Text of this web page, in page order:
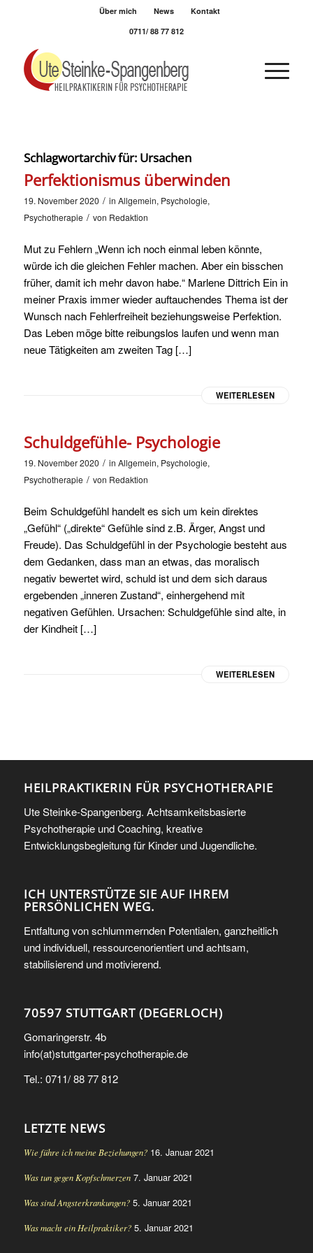
Über mich News
Kontakt
0711/ 88 77 812
Schlagwortarchiv für: Ursachen
Perfektionismus überwinden
19. November 2020 / in Allgemein, Psychologie,
Psychotherapie / von Redaktion
Mut zu Fehlern „Wenn ich noch einmal leben könnte,
würde ich die gleichen Fehler machen. Aber ein bisschen
früher, damit ich mehr davon habe.“ Marlene Dittrich Ein in
meiner Praxis immer wieder auftauchendes Thema ist der
Wunsch nach Fehlerfreiheit beziehungsweise Perfektion.
Das Leben möge bitte reibungslos laufen und wenn man
neue Tätigkeiten am zweiten Tag […]
WEITERLESEN
Schuldgefühle- Psychologie
19. November 2020 / in Allgemein, Psychologie,
Psychotherapie / von Redaktion
Beim Schuldgefühl handelt es sich um kein direktes
„Gefühl“ („direkte“ Gefühle sind z.B. Ärger, Angst und
Freude). Das Schuldgefühl in der Psychologie besteht aus
dem Gedanken, dass man an etwas, das moralisch
negativ bewertet wird, schuld ist und dem sich daraus
ergebenden „inneren Zustand“, einhergehend mit
negativen Gefühlen. Ursachen: Schuldgefühle sind alte, in
der Kindheit […]
WEITERLESEN
HEILPRAKTIKERIN FÜR PSYCHOTHERAPIE
Ute Steinke-Spangenberg. Achtsamkeitsbasierte
Psychotherapie und Coaching, kreative
Entwicklungsbegleitung für Kinder und Jugendliche.
ICH UNTERSTÜTZE SIE AUF IHREM
PERSÖNLICHEN WEG.
Entfaltung von schlummernden Potentialen, ganzheitlich
und individuell, ressourcenorientiert und achtsam,
stabilisierend und motivierend.
70597 STUTTGART (DEGERLOCH)
Gomaringerstr. 4b
info(at)stuttgarter-psychotherapie.de
Tel.: 0711/ 88 77 812
LETZTE NEWS
Wie führe ich meine Beziehungen? 16. Januar 2021
Was tun gegen Kopfschmerzen 7. Januar 2021
Was sind Angsterkrankungen? 5. Januar 2021
Was macht ein Heilpraktiker? 5. Januar 2021